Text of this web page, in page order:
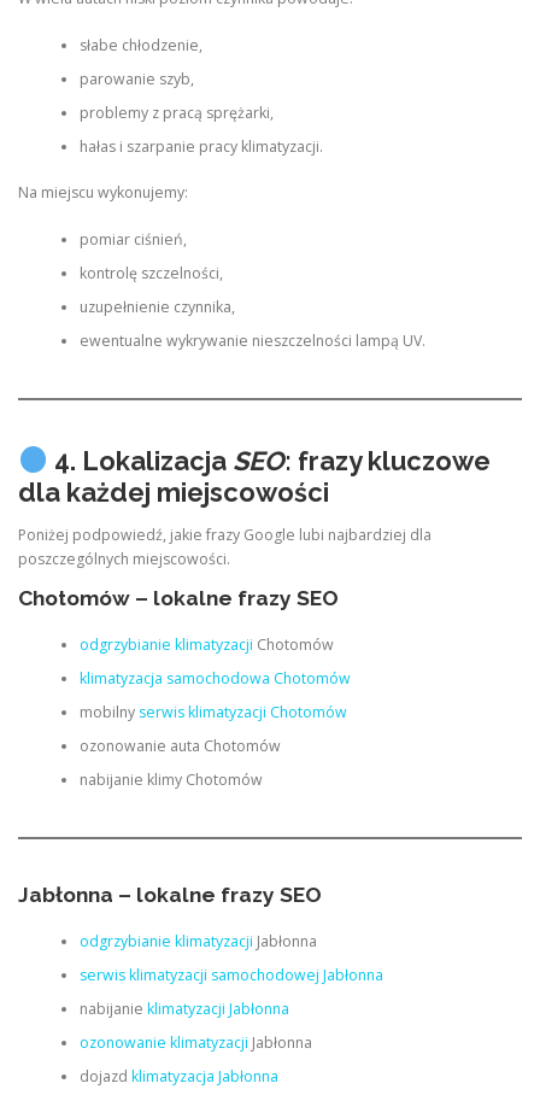
słabe chłodzenie,
parowanie szyb,
problemy z pracą sprężarki,
hałas i szarpanie pracy klimatyzacji.
Na miejscu wykonujemy:
pomiar ciśnień,
kontrolę szczelności,
uzupełnienie czynnika,
ewentualne wykrywanie nieszczelności lampą UV.
4. Lokalizacja SEO: frazy kluczowe
dla każdej miejscowości
Poniżej podpowiedź, jakie frazy Google lubi najbardziej dla
poszczególnych miejscowości.
Chotomów – lokalne frazy SEO
odgrzybianie klimatyzacji Chotomów
klimatyzacja samochodowa Chotomów
mobilny serwis klimatyzacji Chotomów
ozonowanie auta Chotomów
nabijanie klimy Chotomów
Jabłonna – lokalne frazy SEO
odgrzybianie klimatyzacji Jabłonna
serwis klimatyzacji samochodowej Jabłonna
nabijanie klimatyzacji Jabłonna
ozonowanie klimatyzacji Jabłonna
dojazd klimatyzacja Jabłonna